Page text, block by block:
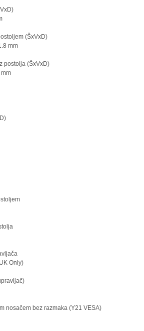
(ŠxVxD)
mm
postolja (ŠxVxD)
Only)
nosačem bez razmaka (Y21 VESA)